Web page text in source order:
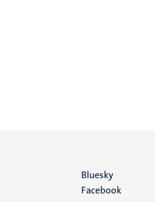
Social
Bluesky
Facebook